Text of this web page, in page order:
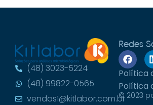
(48) 3023-5224
(48) 99822-0565
vendas1@kitlabor.com.br
Redes
Política
Política
© 2023